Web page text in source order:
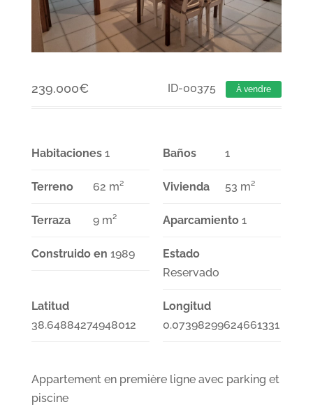
239.000€ ID-00375 À vendre
Habitaciones 1 Baños 1
Terreno 62 m² Vivienda 53 m²
Terraza 9 m² Aparcamiento 1
Construido en 1989
Estado
Reservado
Latitud
38.64884274948012
Longitud
0.07398299624661331
Appartement en première ligne avec parking et
piscine